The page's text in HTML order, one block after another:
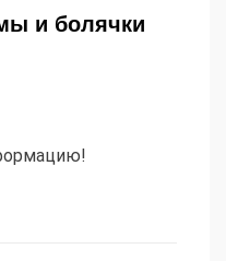
и болячки